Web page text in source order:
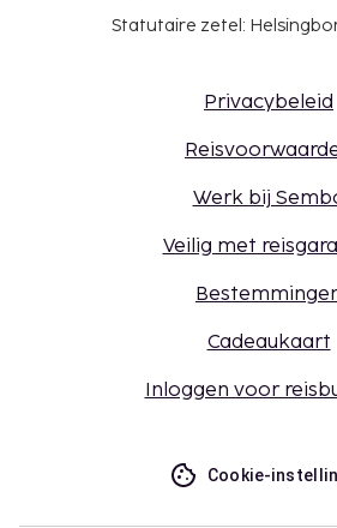
Statutaire zetel:
Privacybeleid
Werk bij
Veilig met
Cadeaukaart
Inloggen voor
Cookie-